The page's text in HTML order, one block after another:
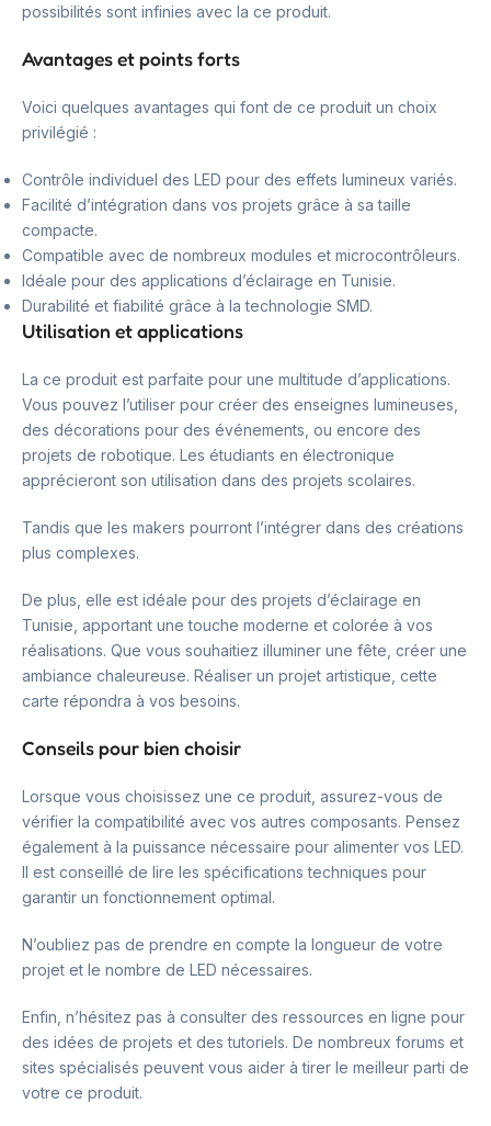
possibilités sont infinies avec la ce produit.
Avantages et points forts
Voici quelques avantages qui font de ce produit un choix
privilégié :
Contrôle individuel des LED pour des effets lumineux variés.
Facilité d’intégration dans vos projets grâce à sa taille
compacte.
Compatible avec de nombreux modules et microcontrôleurs.
Idéale pour des applications d’éclairage en Tunisie.
Durabilité et fiabilité grâce à la technologie SMD.
Utilisation et applications
La ce produit est parfaite pour une multitude d’applications.
Vous pouvez l’utiliser pour créer des enseignes lumineuses,
des décorations pour des événements, ou encore des
projets de robotique. Les étudiants en électronique
apprécieront son utilisation dans des projets scolaires.
Tandis que les makers pourront l’intégrer dans des créations
plus complexes.
De plus, elle est idéale pour des projets d’éclairage en
Tunisie, apportant une touche moderne et colorée à vos
réalisations. Que vous souhaitiez illuminer une fête, créer une
ambiance chaleureuse. Réaliser un projet artistique, cette
carte répondra à vos besoins.
Conseils pour bien choisir
Lorsque vous choisissez une ce produit, assurez-vous de
vérifier la compatibilité avec vos autres composants. Pensez
également à la puissance nécessaire pour alimenter vos LED.
Il est conseillé de lire les spécifications techniques pour
garantir un fonctionnement optimal.
N’oubliez pas de prendre en compte la longueur de votre
projet et le nombre de LED nécessaires.
Enfin, n’hésitez pas à consulter des ressources en ligne pour
des idées de projets et des tutoriels. De nombreux forums et
sites spécialisés peuvent vous aider à tirer le meilleur parti de
votre ce produit.